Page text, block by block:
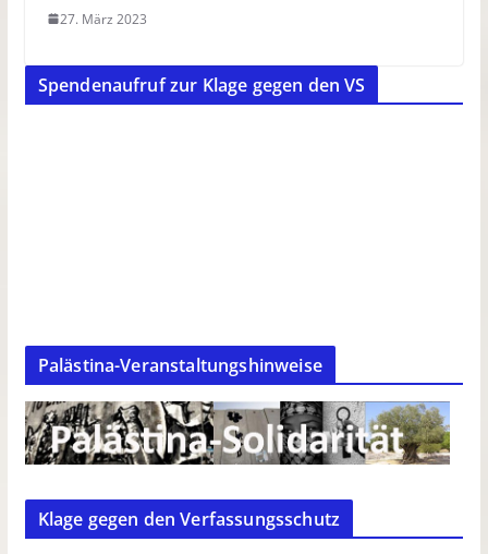
27. März 2023
Spendenaufruf zur Klage gegen den VS
Palästina-Veranstaltungshinweise
Klage gegen den Verfassungsschutz